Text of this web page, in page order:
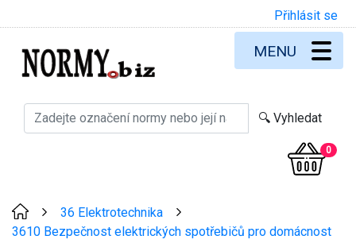
Přihlásit se
0
MENU
36 Elektrotechnika
3610 Bezpečnost elektrických spotřebičů pro domácnost